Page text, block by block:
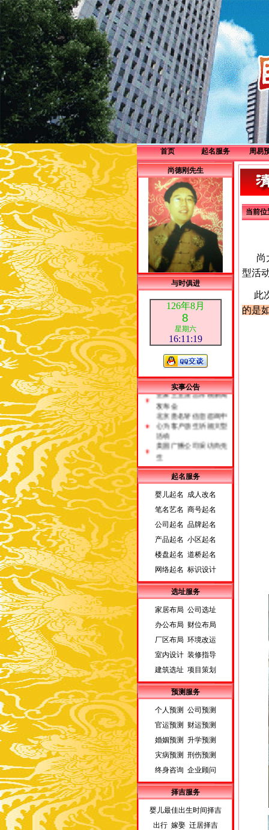
首页 起名服务
企业服务
个人服务
周易
尚德刚先生
与时俱进
126年8月
8
星期六
16:11:20
实事公告
荣誉客户
皇家王室派吉祥物新闻
发布会
北京贵名轩信息咨询中
心为客户放生祈福大型
活动
美国广播公司采访尚先
生
起名服务
婴儿起名 成人改名
笔名艺名 商号起名
公司起名 品牌起名
产品起名 小区起名
楼盘起名 道桥起名
网络起名 标识设计
选址服务
家居布局 公司选址
办公布局 财位布局
厂区布局 环境改运
室内设计 装修指导
建筑选址 项目策划
预测服务
个人预测 公司预测
官运预测 财运预测
婚姻预测 升学预测
灾病预测 刑伤预测
终身咨询 企业顾问
择吉服务
婴儿最佳出生时间择吉
出行 嫁娶 迁居择吉
当前位
尚大
型活
此
的是